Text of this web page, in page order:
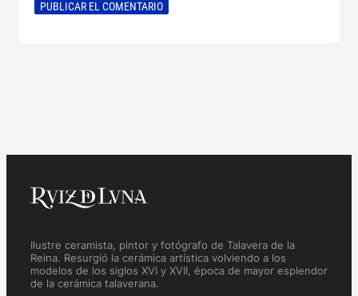
Ilustre ceramista, pintor y fotógrafo de Talavera de la
Reina. Resurgió la cerámica artística volviendo a los
modelos de los siglos XVI y XVII, época de mayor esplendor
de la cerámica talaverana.